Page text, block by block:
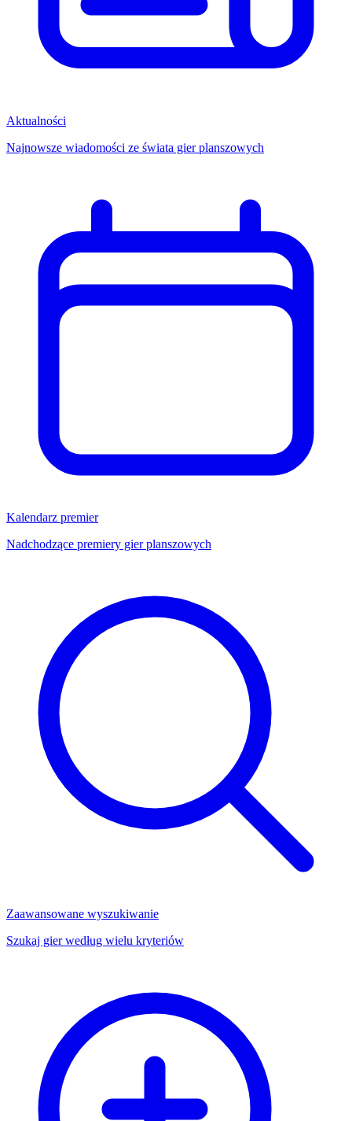
Aktualności
Najnowsze wiadomości ze świata gier planszowych
Kalendarz premier
Nadchodzące premiery gier planszowych
Zaawansowane wyszukiwanie
Szukaj gier według wielu kryteriów